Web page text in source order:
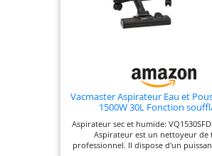
Vacmaster Aspirateur Eau et
1500W 30L Fonction
Aspirateur sec et humide:
Aspirateur est un nettoyeur de
professionnel. Il dispose d'un